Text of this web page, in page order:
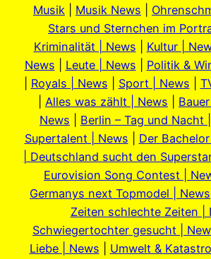
Musik
Musik News
Stars und Sternchen im
Kriminalität | News
Kultur |
News
Leute | News
Politik &
Royals | News Sport | News
Alles was zählt | News
News
Berlin – Tag und Nacht
Supertalent | News
Der
| Deutschland sucht den
Eurovision Song Contest |
Germanys next Topmodel | News
Zeiten schlechte Zeiten |
Schwiegertochter gesucht |
Liebe | News
Umwelt &